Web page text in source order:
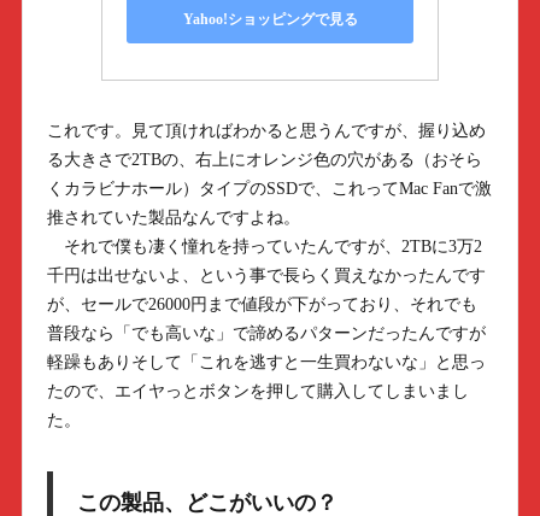
Yahoo!ショッピングで見る
これです。見て頂ければわかると思うんですが、握り込め
る大きさで2TBの、右上にオレンジ色の穴がある（おそら
くカラビナホール）タイプのSSDで、これってMac Fanで激
推されていた製品なんですよね。
それで僕も凄く憧れを持っていたんですが、2TBに3万2
千円は出せないよ、という事で長らく買えなかったんです
が、セールで26000円まで値段が下がっており、それでも
普段なら「でも高いな」で諦めるパターンだったんですが
軽躁もありそして「これを逃すと一生買わないな」と思っ
たので、エイヤっとボタンを押して購入してしまいまし
た。
この製品、どこがいいの？